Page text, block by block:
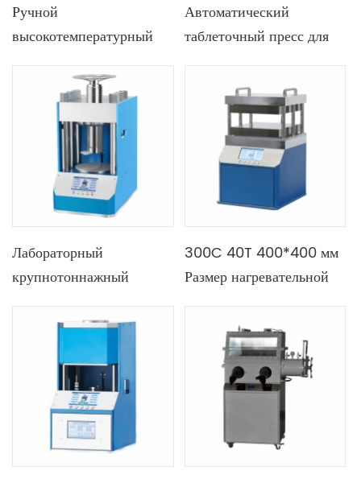
Ручной
высокотемпературный
с пресс-формой из
никелевого сплава
Автоматический
таблеточный пресс для
с 4,3-дюймовым ЖК-
экраном
Лабораторный
крупнотоннажный
программируемый
порошковый
таблеточный пресс 150 т,
дополнительный
компьютер для
дистанционного
300C 40T 400*400 мм
Размер нагревательной
Автоматический горячий
пресс Дополнительный
охладитель воды с
быстрым охлаждением